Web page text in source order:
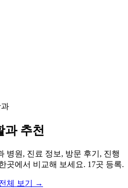
과 추천
병원, 진료 정보, 방문 후기, 진행
곳에서 비교해 보세요. 17곳 등록.
체 보기
→